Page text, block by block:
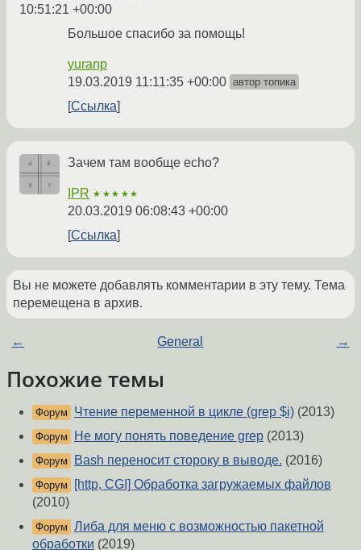
10:51:21 +00:00
Большое спасибо за помощь!
yuranp
19.03.2019 11:11:35 +00:00 автор топика
Ссылка
Зачем там вообще echo?
IPR ★★★★★
20.03.2019 06:08:43 +00:00
Ссылка
Вы не можете добавлять комментарии в эту тему. Тема
перемещена в архив.
← General →
Похожие темы
Форум Чтение переменной в цикле (grep $i) (2013)
Форум Не могу понять поведение grep (2013)
Форум Bash переносит стороку в выводе. (2016)
Форум
[http, CGI] Обработка загружаемых файлов
(2010)
Форум Либа для меню с возможностью пакетной
обработки (2019)